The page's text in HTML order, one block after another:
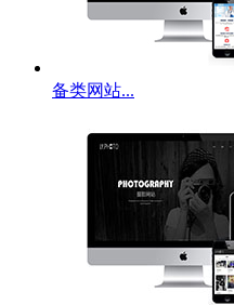
备类网站...